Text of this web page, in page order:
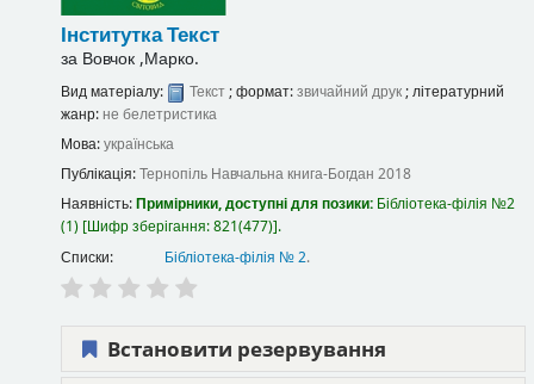
ІнституткаТекст
за Вовчок ,Марко.
Вид матеріалу: Текст; формат:звичайний друк; літературний
жанр: не белетристика
Мова:українська
Публікація:Тернопіль Навчальна книга-Богдан 2018
Наявність:Примірники, доступні для позики: Бібліотека-філія №2
(1) Шифр зберігання:821(477) .
Списки:
Бібліотека-філія № 2.
Встановити резервування